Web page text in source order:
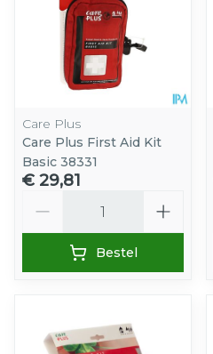
Care Plus
Care Plus First Aid Kit
Basic 38331
€ 29,81
Bestel